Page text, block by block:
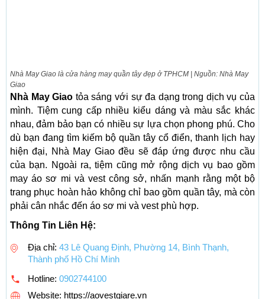
Nhà May Giao là cửa hàng may quần tây đẹp ở TPHCM | Nguồn: Nhà May
Giao
Nhà May Giao tỏa sáng với sự đa dạng trong dịch vụ của
mình. Tiệm cung cấp nhiều kiểu dáng và màu sắc khác
nhau, đảm bảo bạn có nhiều sự lựa chọn phong phú. Cho
dù bạn đang tìm kiếm bộ quần tây cổ điển, thanh lịch hay
hiện đại, Nhà May Giao đều sẽ đáp ứng được nhu cầu
của bạn. Ngoài ra, tiệm cũng mở rộng dịch vụ bao gồm
may áo sơ mi và vest công sở, nhấn mạnh rằng một bộ
trang phục hoàn hảo không chỉ bao gồm quần tây, mà còn
phải cân nhắc đến áo sơ mi và vest phù hợp.
Thông Tin Liên Hệ:
Địa chỉ: 43 Lê Quang Định, Phường 14, Bình Thạnh,
Thành phố Hồ Chí Minh
Hotline: 0902744100
Website: https://aovestgiare.vn